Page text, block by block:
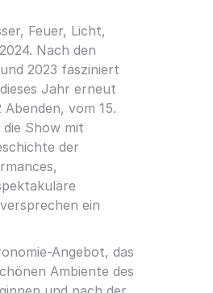
Feuer, Licht,
Nach den
2023 fasziniert
dieses Jahr erneut
Abenden, vom 15.
Show mit
der
ein
Angebot, das
Ambiente des